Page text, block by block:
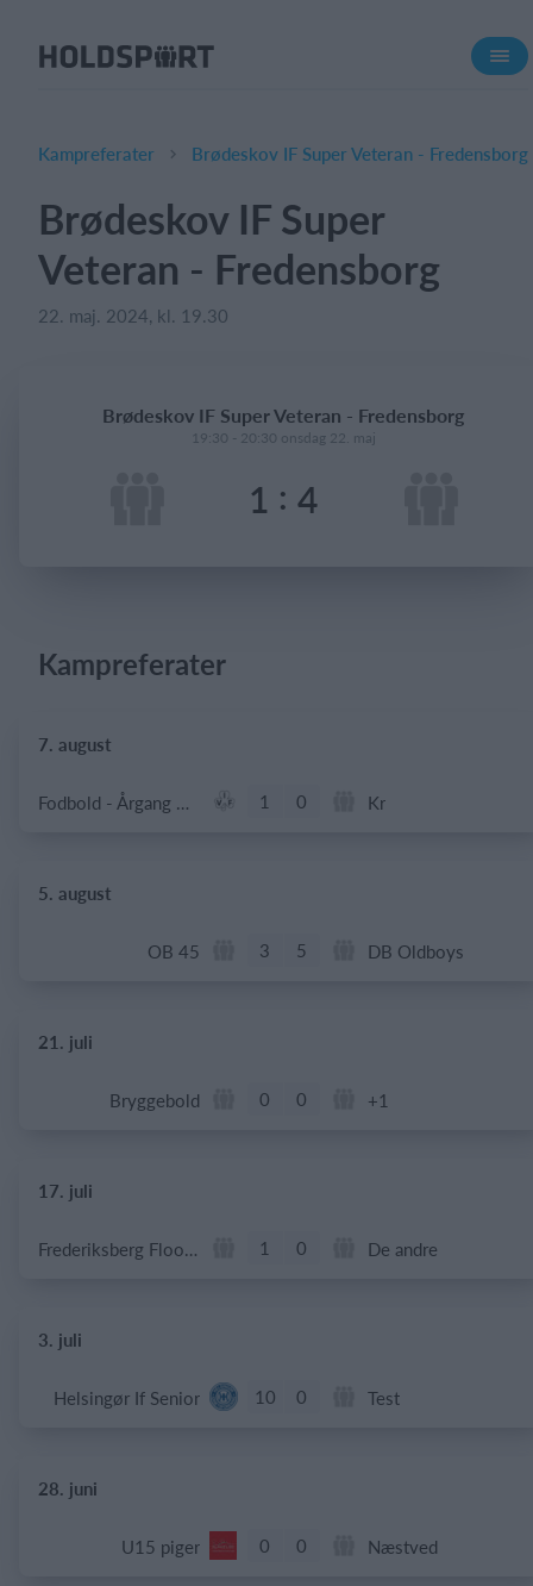
Om Holdsport
Presseomtale
Funktioner
Kalender
Webshop
Kampreferater Brødeskov IF Super Veteran - Fredensborg
Brødeskov IF Super
Veteran - Fredensborg
22. maj. 2024, kl. 19.30
Brødeskov IF Super Veteran - Fredensborg
19:30 - 20:30 onsdag 22. maj
1 : 4
Kampreferater
7. august
Fodbold - Årgang 2014 1 0 Kr
5. august
OB 45 3 5 DB Oldboys
21. juli
Bryggebold 0 0 +1
17. juli
Frederiksberg Floorball Fighters 1 0 De andre
3. juli
Helsingør If Senior 10 0 Test
28. juni
U15 piger 0 0 Næstved